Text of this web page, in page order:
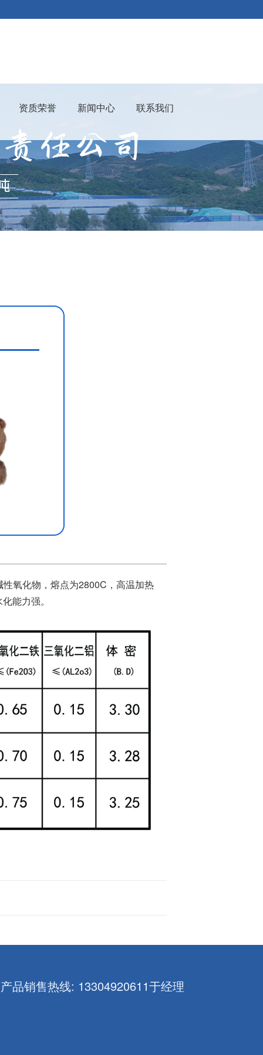
资质荣誉 新闻中心 联系我们
氧化物，熔点为2800C，高温加热
能力强。
产品销售热线: 13304920611于经理